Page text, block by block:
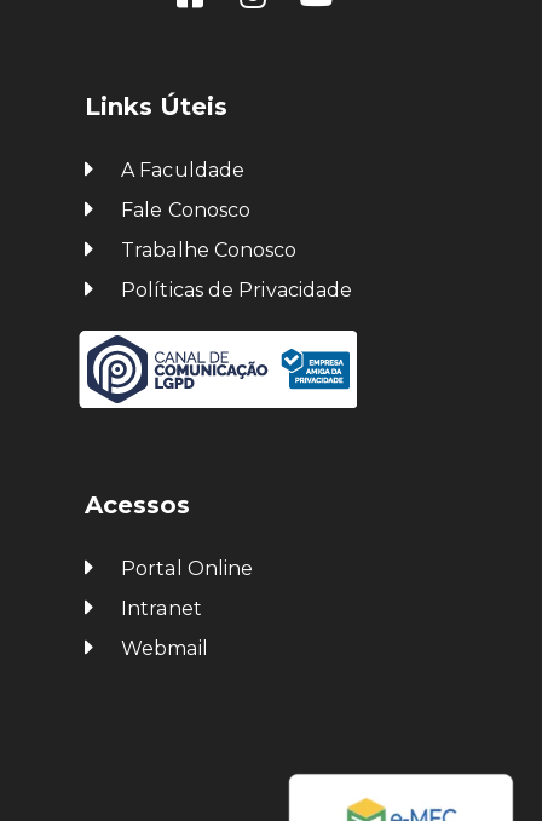
Links Úteis
A Faculdade
Fale Conosco
Trabalhe Conosco
Políticas de Privacidade
Acessos
Portal Online
Intranet
Webmail